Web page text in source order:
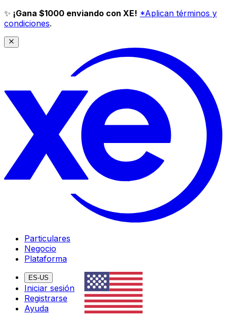
✨ ¡Gana $1000 enviando con XE! *Aplican términos y
condiciones.
Particulares
Negocio
Plataforma
ES-US
Iniciar sesión
Registrarse
Ayuda